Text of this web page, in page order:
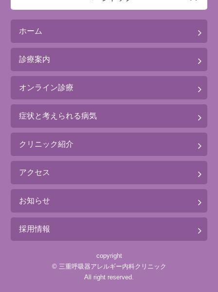
ホーム
診療案内
オンライン診療
症状と考えられる病気
クリニック紹介
アクセス
お知らせ
採用情報
copyright
© 三重呼吸器アレルギー内科クリニック
All right reserved.